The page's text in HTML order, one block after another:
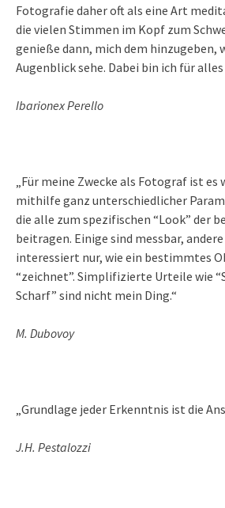
Fotografie daher oft als eine Art
die vielen Stimmen im Kopf zum
genieße dann, mich dem hinzugeben,
Augenblick sehe. Dabei bin ich für alles
Ibarionex Perello
„Für meine Zwecke als Fotograf ist
mithilfe ganz unterschiedlicher
die alle zum spezifischen “Look” der
beitragen. Einige sind messbar,
interessiert nur, wie ein bestimmtes
“zeichnet”. Simplifizierte Urteile wie
Scharf” sind nicht mein Ding.“
M. Dubovoy
„Grundlage jeder Erkenntnis ist die
J.H. Pestalozzi